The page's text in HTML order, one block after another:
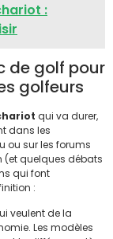
:
de golf pour
golfeurs
qui va durer,
dans les
ou sur les forums
(et quelques débats
qui font
:
veulent de la
Les modèles